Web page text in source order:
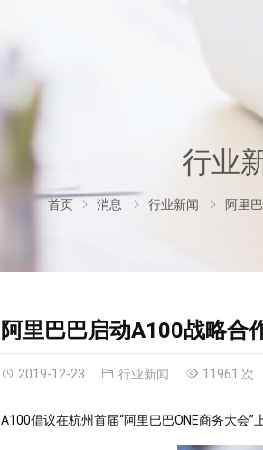
行业
首页 消息 行业新闻 阿里
阿里巴巴启动A100战略合
2019-12-23 行业新闻 11961 次
A100倡议在杭州首届“阿里巴巴ONE商务大会